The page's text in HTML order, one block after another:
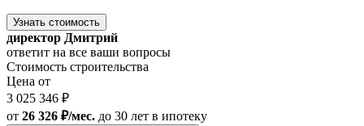
Узнать стоимость
директор Дмитрий
ответит на все ваши вопросы
Стоимость строительства
Цена от
3 025 346 ₽
от 26 326 ₽/мес. до 30 лет в ипотеку